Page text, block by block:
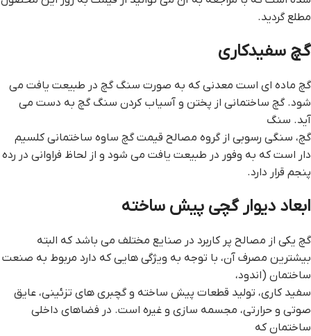
مطلع گردید.
گچ سفیدکاری
گچ ماده ای است معدنی که به صورت سنگ‌ گچ در طبیعت یافت می
شود. گچ ساختمانى از پختن و آسياب کردن سنگ گچ به دست مى
آید. سنگ
گچ، سنگي رسوبی از گروه مصالح قيمت گچ ساوه ساختمانی كلسيم
دار است كه به وفور در طبيعت يافت مي شود و از لحاظ فراواني در رده
پنجم قرار دارد.
ابعاد ديوار گچي پيش ساخته
گچ ‌یکی از مصالح پر کاربرد در صنایع مختلف می باشد که البته
بیشترین مصرف آن، با توجه به ویژگی هایی که دارد مربوط به صنعت
ساختمان (اندود،
سفید کاری، تولید قطعات پیش ساخته و گچبری های تزئینی، عایق
صوتی و حرارتی، مجسمه سازی و غیره است. در فضاهای داخلی
ساختمان که